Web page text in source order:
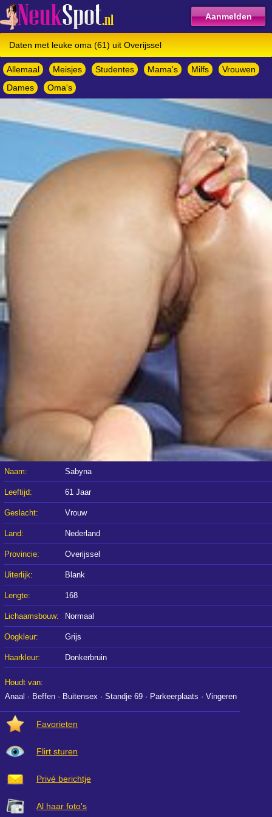
Aanmelden
Daten met leuke oma (61) uit Overijssel
Allemaal Meisjes Studentes Mama's Milfs
Vrouwen
Dames
Oma's
Naam: Sabyna
Leeftijd: 61 Jaar
Geslacht: Vrouw
Land: Nederland
Provincie: Overijssel
Uiterlijk: Blank
Lengte: 168
Lichaamsbouw: Normaal
Oogkleur: Grijs
Haarkleur: Donkerbruin
Houdt van:
Anaal · Beffen · Buitensex · Standje 69 · Parkeerplaats · Vingeren
Favorieten
Flirt sturen
Privé berichtje
Al haar foto's